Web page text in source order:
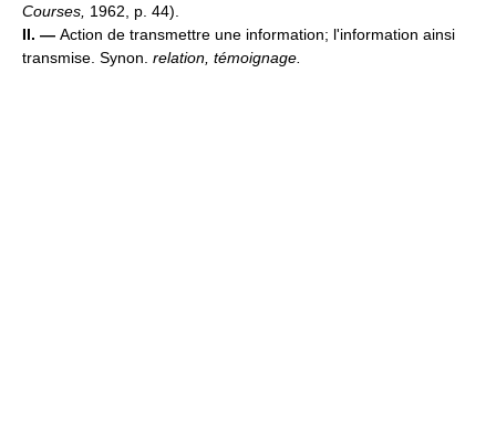
Courses, 1962, p. 44).
II. — Action de transmettre une information; l'information ainsi
transmise. Synon. relation, témoignage.